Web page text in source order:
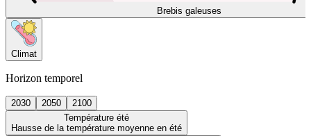
Brebis galeuses
Climat
Horizon temporel
2030 2050
2100
Température été
Hausse de la température moyenne en été